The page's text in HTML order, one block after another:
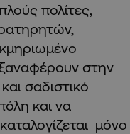
πολίτες,
στην
σαδιστικό
και να
μόνο